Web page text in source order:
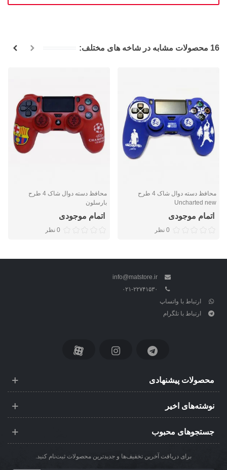
16 محصولات مشابه در شاخه های مختلف:
محافظ دسته دوال شاک 4 طرح
Uncharted new
اتمام موجودی
0 نظر
محافظ دسته دوال شاک 4 طرح
بارسلون
اتمام موجودی
0 نظر
info@matstore.ir
۰۲۱-۲۲۷۴۱۵۳۰
ارتباط با واتساپ
ارتباط با تلگرام
محصولات پیشنهادی
نوشته‌های اخیر
جستجوهای محبوب
برای دریافت آخرین تخفیف‌ها و جدیدترین محصولات ثبت‌نام کنید.